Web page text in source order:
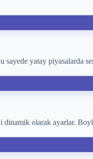
sayede yatay piyasalarda
olarak ayarlar.